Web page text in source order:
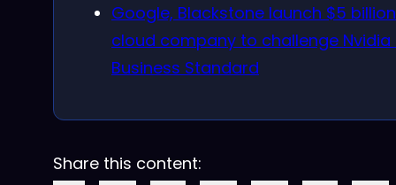
Google, Blackstone launch $5
cloud company to challenge
Business Standard
Share this content: